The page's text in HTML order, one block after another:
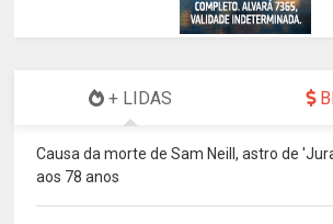
+ LIDAS
Causa da morte de Sam Neill, astro de
aos 78 anos